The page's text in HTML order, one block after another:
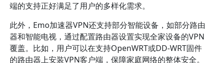
端的支持正好满足了用户的多样化需求。
此外，Emo加速器VPN还支持部分智能设备，如部分路由
器和智能电视，通过配置路由器设置实现全家设备的VPN
覆盖。比如，用户可以在支持OpenWRT或DD-WRT固件
的路由器上安装VPN客户端，保障家庭网络的整体安全。